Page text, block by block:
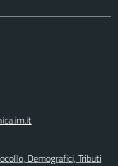
Demografici, Tributi